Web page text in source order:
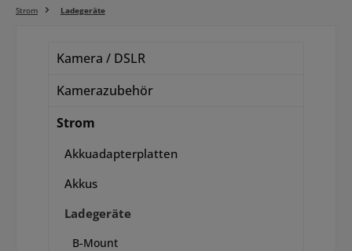
Strom Ladegeräte
Kamera / DSLR
Kamerazubehör
Strom
Akkuadapterplatten
Akkus
Ladegeräte
B-Mount